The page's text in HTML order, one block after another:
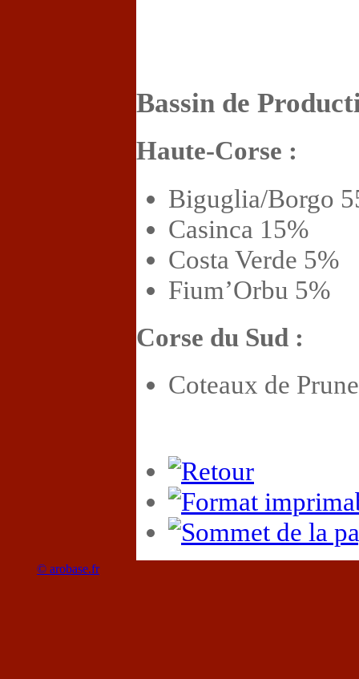
Bassin de
Haute-Corse :
Biguglia/Borgo
Casinca 15%
Costa Verde 5%
Fium’Orbu 5%
Corse du Sud :
Coteaux de
© arobase.fr